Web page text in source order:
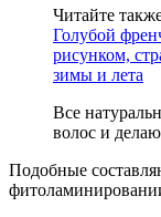
Читайте
Голубой
рисунком,
зимы и лета
Все
волос и
Подобные